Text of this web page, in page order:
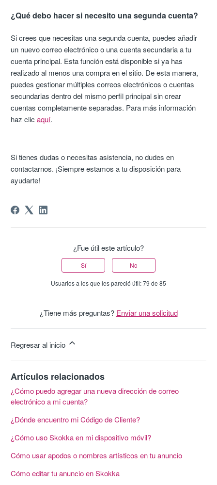
¿Qué debo hacer si necesito una segunda cuenta?
Si crees que necesitas una segunda cuenta, puedes añadir
un nuevo correo electrónico o una cuenta secundaria a tu
cuenta principal. Esta función está disponible si ya has
realizado al menos una compra en el sitio. De esta manera,
puedes gestionar múltiples correos electrónicos o cuentas
secundarias dentro del mismo perfil principal sin crear
cuentas completamente separadas. Para más información
haz clicaquí.
Si tienes dudas o necesitas asistencia, no dudes en
contactarnos. ¡Siempre estamos a tu disposición para
ayudarte!
¿Fue útil este artículo?
Sí No
Usuarios a los que les pareció útil: 79 de 85
¿Tiene más preguntas? Enviar una solicitud
Regresar al inicio
Artículos relacionados
¿Cómo puedo agregar una nueva dirección de correo
electrónico a mi cuenta?
¿Dónde encuentro mi Código de Cliente?
¿Cómo uso Skokka en mi dispositivo móvil?
Cómo usar apodos o nombres artísticos en tu anuncio
Cómo editar tu anuncio en Skokka